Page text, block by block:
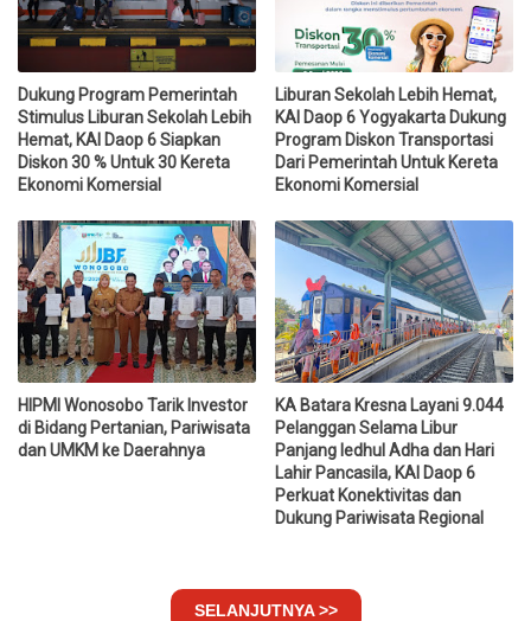
Dukung Program Pemerintah
Stimulus Liburan Sekolah Lebih
Hemat, KAI Daop 6 Siapkan
Diskon 30 % Untuk 30 Kereta
Ekonomi Komersial
Liburan Sekolah Lebih Hemat,
KAI Daop 6 Yogyakarta Dukung
Program Diskon Transportasi
Dari Pemerintah Untuk Kereta
Ekonomi Komersial
HIPMI Wonosobo Tarik Investor
di Bidang Pertanian, Pariwisata
dan UMKM ke Daerahnya
KA Batara Kresna Layani 9.044
Pelanggan Selama Libur
Panjang Iedhul Adha dan Hari
Lahir Pancasila, KAI Daop 6
Perkuat Konektivitas dan
Dukung Pariwisata Regional
SELANJUTNYA >>